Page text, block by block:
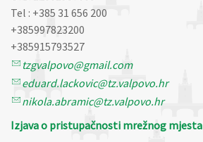
Tel : +385 31 656 200
+385997823200
+385915793527
tzgvalpovo@gmail.com
eduard.lackovic@tz.valpovo.hr
nikola.abramic@tz.valpovo.hr
Izjava o pristupačnosti mrežnog mjesta